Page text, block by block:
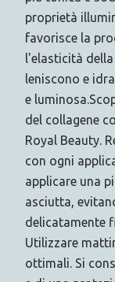
proprietà
favorisce la
l'elasticità
leniscono e
e
del collagene
Royal Beauty.
con ogni
applicare una
asciutta,
delicatamente
Utilizzare
ottimali. Si